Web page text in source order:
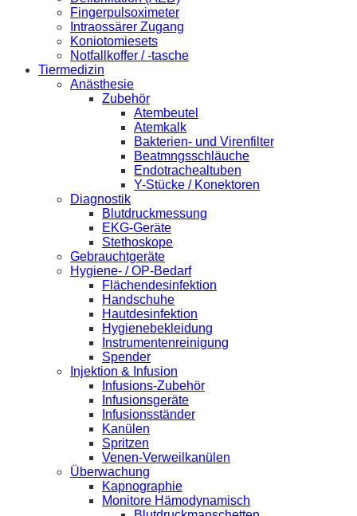
Fingerpulsoximeter
Intraossärer Zugang
Koniotomiesets
Notfallkoffer / -tasche
Tiermedizin
Anästhesie
Zubehör
Atembeutel
Atemkalk
Bakterien- und Virenfilter
Beatmngsschläuche
Endotrachealtuben
Y-Stücke / Konektoren
Diagnostik
Blutdruckmessung
EKG-Geräte
Stethoskope
Gebrauchtgeräte
Hygiene- / OP-Bedarf
Flächendesinfektion
Handschuhe
Hautdesinfektion
Hygienebekleidung
Instrumentenreinigung
Spender
Injektion & Infusion
Infusions-Zubehör
Infusionsgeräte
Infusionsständer
Kanülen
Spritzen
Venen-Verweilkanülen
Überwachung
Kapnographie
Monitore Hämodynamisch